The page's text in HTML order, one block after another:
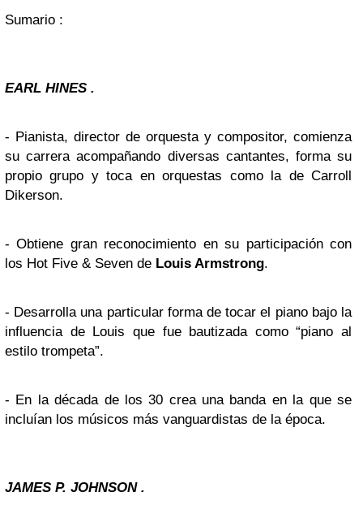
Sumario :
EARL HINES .
- Pianista, director de orquesta y compositor, comienza
su carrera acompañando diversas cantantes, forma su
propio grupo y toca en orquestas como la de Carroll
Dikerson.
- Obtiene gran reconocimiento en su participación con
los Hot Five & Seven de Louis Armstrong.
- Desarrolla una particular forma de tocar el piano bajo la
influencia de Louis que fue bautizada como “piano al
estilo trompeta”.
- En la década de los 30 crea una banda en la que se
incluían los músicos más vanguardistas de la época.
JAMES P. JOHNSON .